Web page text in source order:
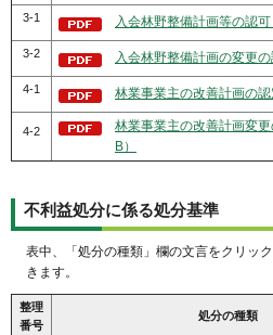
3-1 入会林野整備計画等の認可
3-2 入会林野整備計画の変更の
4-1 林業事業主の改善計画の認
4-2
林業事業主の改善計画変
B）
不利益処分に係る処分基準
表中、「処分の種類」欄の文言をクリッ
きます。
整理
番号
処分の種類